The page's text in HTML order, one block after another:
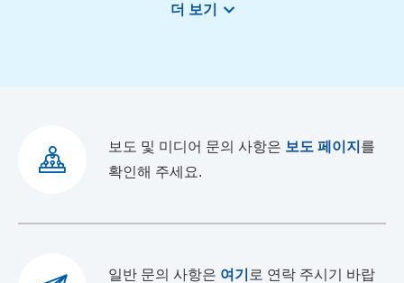
더 보기
보도 및 미디어 문의 사항은 보도 페이지 를
확인해 주세요.
일반 문의 사항은 여기 로 연락 주시기 바랍